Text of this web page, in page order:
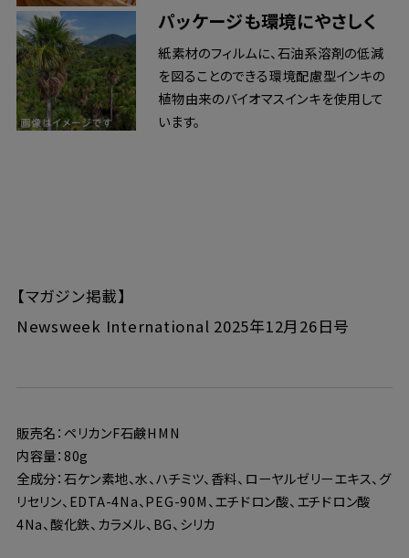
パッケージも環境にやさしく
紙素材のフィルムに、石油系溶剤の低減
を図ることのできる環境配慮型インキの
植物由来のバイオマスインキを使用して
います。
【マガジン掲載】
Newsweek International 2025年12月26日号
販売名：ペリカンF石鹸HMN
内容量：80g
全成分：石ケン素地、水、ハチミツ、香料、ローヤルゼリーエキス、グ
リセリン、EDTA-4Na、PEG-90M、エチドロン酸、エチドロン酸
4Na、酸化鉄、カラメル、BG、シリカ